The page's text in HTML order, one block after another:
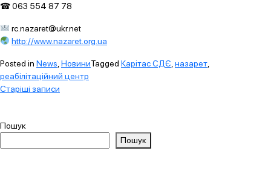
☎ 063 554 87 78
rc.nazaret@ukr.net
http://www.nazaret.org.ua
Posted in News НовиниTagged Карітас СДЄ назарет
реабілітаційний центр
Навігація
записами
Старіші записи
Пошук
Пошук